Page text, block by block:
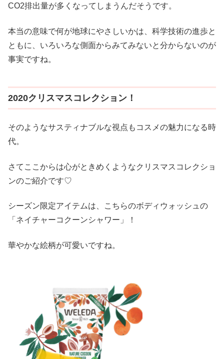
CO2排出量が多くなってしまうんだそうです。
本当の意味で何が地球にやさしいかは、科学技術の進歩と
ともに、いろいろな側面からみてみないと分からないのが
事実ですね。
2020クリスマスコレクション！
そのようなサスティナブルな視点もコスメの魅力になる時
代。
さてここからは心がときめくようなクリスマスコレクショ
ンのご紹介です♡
シーズン限定アイテムは、こちらのボディウォッシュの
「ネイチャーコクーンシャワー」！
華やかな絵柄が可愛いですね。